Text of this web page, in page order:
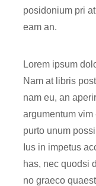
posidonium pri
eam an.
Lorem ipsum
Nam at libris
nam eu, an
argumentum vim
purto unum
Ius in impetus
has, nec quodsi
no graeco